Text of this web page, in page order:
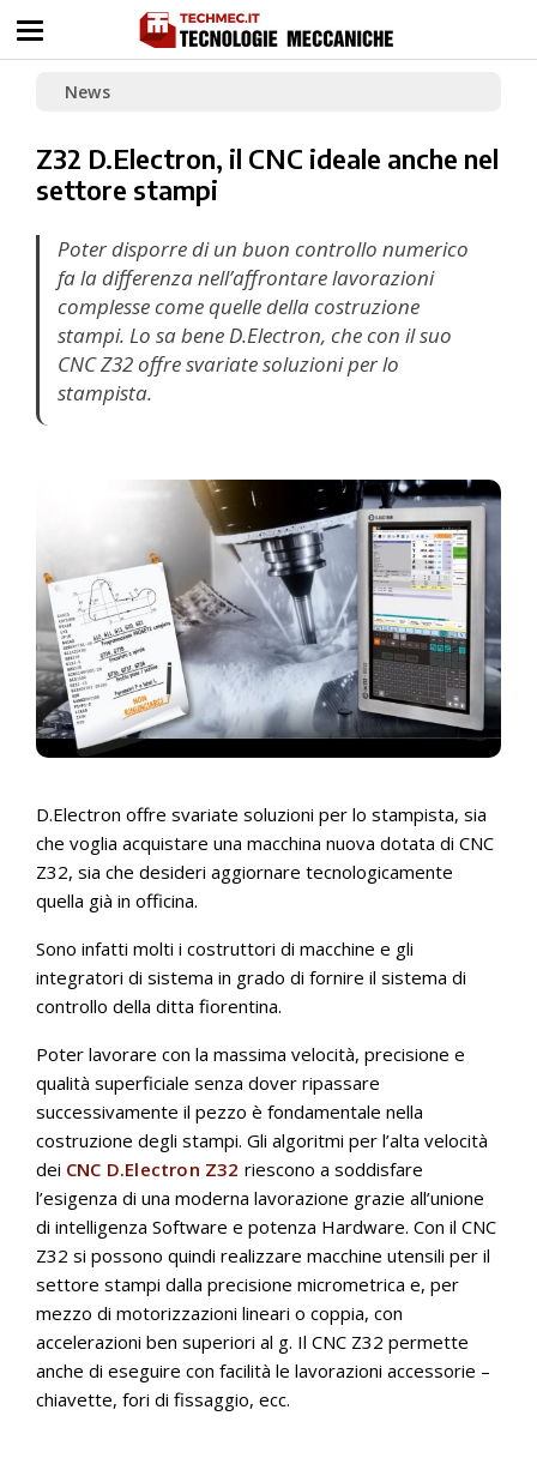
News
Z32 D.Electron, il CNC ideale anche nel
settore stampi
Poter disporre di un buon controllo numerico
fa la differenza nell’affrontare lavorazioni
complesse come quelle della costruzione
stampi. Lo sa bene D.Electron, che con il suo
CNC Z32 offre svariate soluzioni per lo
stampista.
D.Electron offre svariate soluzioni per lo stampista, sia
che voglia acquistare una macchina nuova dotata di CNC
Z32, sia che desideri aggiornare tecnologicamente
quella già in officina.
Sono infatti molti i costruttori di macchine e gli
integratori di sistema in grado di fornire il sistema di
controllo della ditta fiorentina.
Poter lavorare con la massima velocità, precisione e
qualità superficiale senza dover ripassare
successivamente il pezzo è fondamentale nella
costruzione degli stampi. Gli algoritmi per l’alta velocità
dei CNC D.Electron Z32 riescono a soddisfare
l’esigenza di una moderna lavorazione grazie all’unione
di intelligenza Software e potenza Hardware. Con il CNC
Z32 si possono quindi realizzare macchine utensili per il
settore stampi dalla precisione micrometrica e, per
mezzo di motorizzazioni lineari o coppia, con
accelerazioni ben superiori al g. Il CNC Z32 permette
anche di eseguire con facilità le lavorazioni accessorie –
chiavette, fori di fissaggio, ecc.